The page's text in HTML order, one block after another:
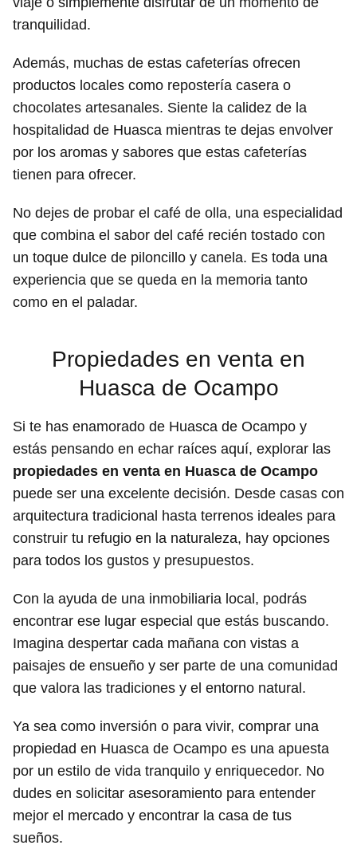
tranquilidad.
Además, muchas de estas cafeterías ofrecen
productos locales como repostería casera o
chocolates artesanales. Siente la calidez de la
hospitalidad de Huasca mientras te dejas envolver
por los aromas y sabores que estas cafeterías
tienen para ofrecer.
No dejes de probar el café de olla, una especialidad
que combina el sabor del café recién tostado con
un toque dulce de piloncillo y canela. Es toda una
experiencia que se queda en la memoria tanto
como en el paladar.
Propiedades en venta en
Huasca de Ocampo
Si te has enamorado de Huasca de Ocampo y
estás pensando en echar raíces aquí, explorar las
propiedades en venta en Huasca de Ocampo
puede ser una excelente decisión. Desde casas con
arquitectura tradicional hasta terrenos ideales para
construir tu refugio en la naturaleza, hay opciones
para todos los gustos y presupuestos.
Con la ayuda de una inmobiliaria local, podrás
encontrar ese lugar especial que estás buscando.
Imagina despertar cada mañana con vistas a
paisajes de ensueño y ser parte de una comunidad
que valora las tradiciones y el entorno natural.
Ya sea como inversión o para vivir, comprar una
propiedad en Huasca de Ocampo es una apuesta
por un estilo de vida tranquilo y enriquecedor. No
dudes en solicitar asesoramiento para entender
mejor el mercado y encontrar la casa de tus
sueños.